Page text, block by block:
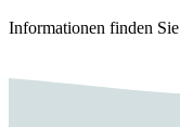
Informationen finden Sie